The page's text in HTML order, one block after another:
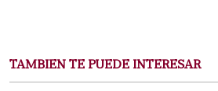
TAMBIEN TE PUEDE INTERESAR